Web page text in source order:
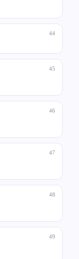
44
45
46
47
48
49